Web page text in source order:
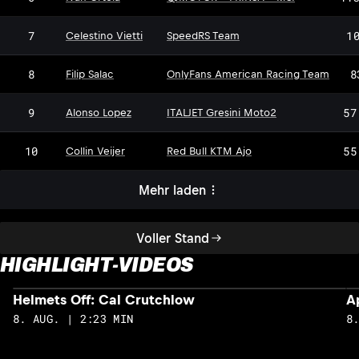
Voller Stand
7 Celestino Vietti SpeedRS Team
8 Filip Salac OnlyFans American Racing Team
9 Alonso Lopez ITALJET Gresini Moto2
10 Collin Veijer Red Bull KTM Ajo
Mehr laden
HIGHLIGHT-VIDEOS
Helmets Off: Cal Crutchlow
8. AUG. | 2:23 MIN